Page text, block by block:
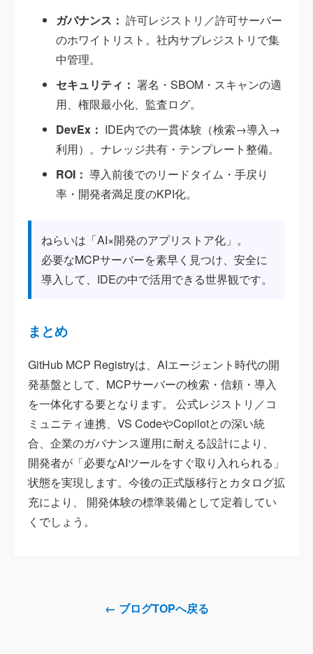
ガバナンス： 許可レジストリ／許可サーバー
のホワイトリスト。社内サブレジストリで集
中管理。
セキュリティ： 署名・SBOM・スキャンの適
用、権限最小化、監査ログ。
DevEx： IDE内での一貫体験（検索→導入→
利用）。ナレッジ共有・テンプレート整備。
ROI： 導入前後でのリードタイム・手戻り
率・開発者満足度のKPI化。
ねらいは「AI×開発のアプリストア化」。
必要なMCPサーバーを素早く見つけ、安全に
導入して、IDEの中で活用できる世界観です。
まとめ
GitHub MCP Registryは、AIエージェント時代の開
発基盤として、MCPサーバーの検索・信頼・導入
を一体化する要となります。 公式レジストリ／コ
ミュニティ連携、VS CodeやCopilotとの深い統
合、企業のガバナンス運用に耐える設計により、
開発者が「必要なAIツールをすぐ取り入れられる」
状態を実現します。今後の正式版移行とカタログ拡
充により、 開発体験の標準装備として定着してい
くでしょう。
← ブログTOPへ戻る